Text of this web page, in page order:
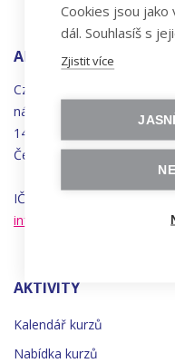
ADRESA
Czechitas, z.ú.
náměstí
Synků 1748/
140 00 Praha 4 - Nusle
Česká republika
IČO 22834958 | DIČ
info@czechitas.cz
AKTIVITY
Kalendář kurzů
Nabídka kurzů
Cookies jsou jako
dál. Souhlasíš s
Zjistit více